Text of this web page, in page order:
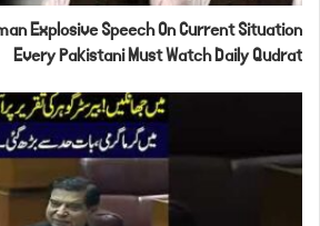
Explosive Speech On Current Situation
Every Pakistani Must Watch Daily Qudrat